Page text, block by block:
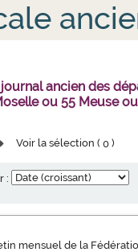
journal ancien des
ou 55 Meuse
Voir la sélection (0 )
:
mensuel de la